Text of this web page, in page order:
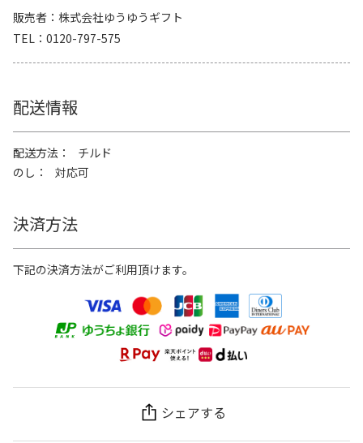
販売者
株式会社ゆうゆうギフト
TEL
0120-797-575
配送情報
配送方法
チルド
のし
対応可
決済方法
下記の決済方法がご利用頂けます。
シェアする